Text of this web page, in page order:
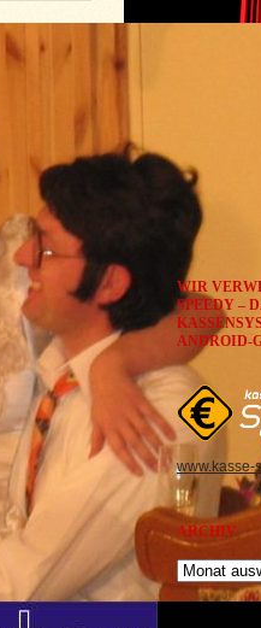
WIR
SPEEDY –
ANDROID-
www.kasse-
ARCHIV
Archiv